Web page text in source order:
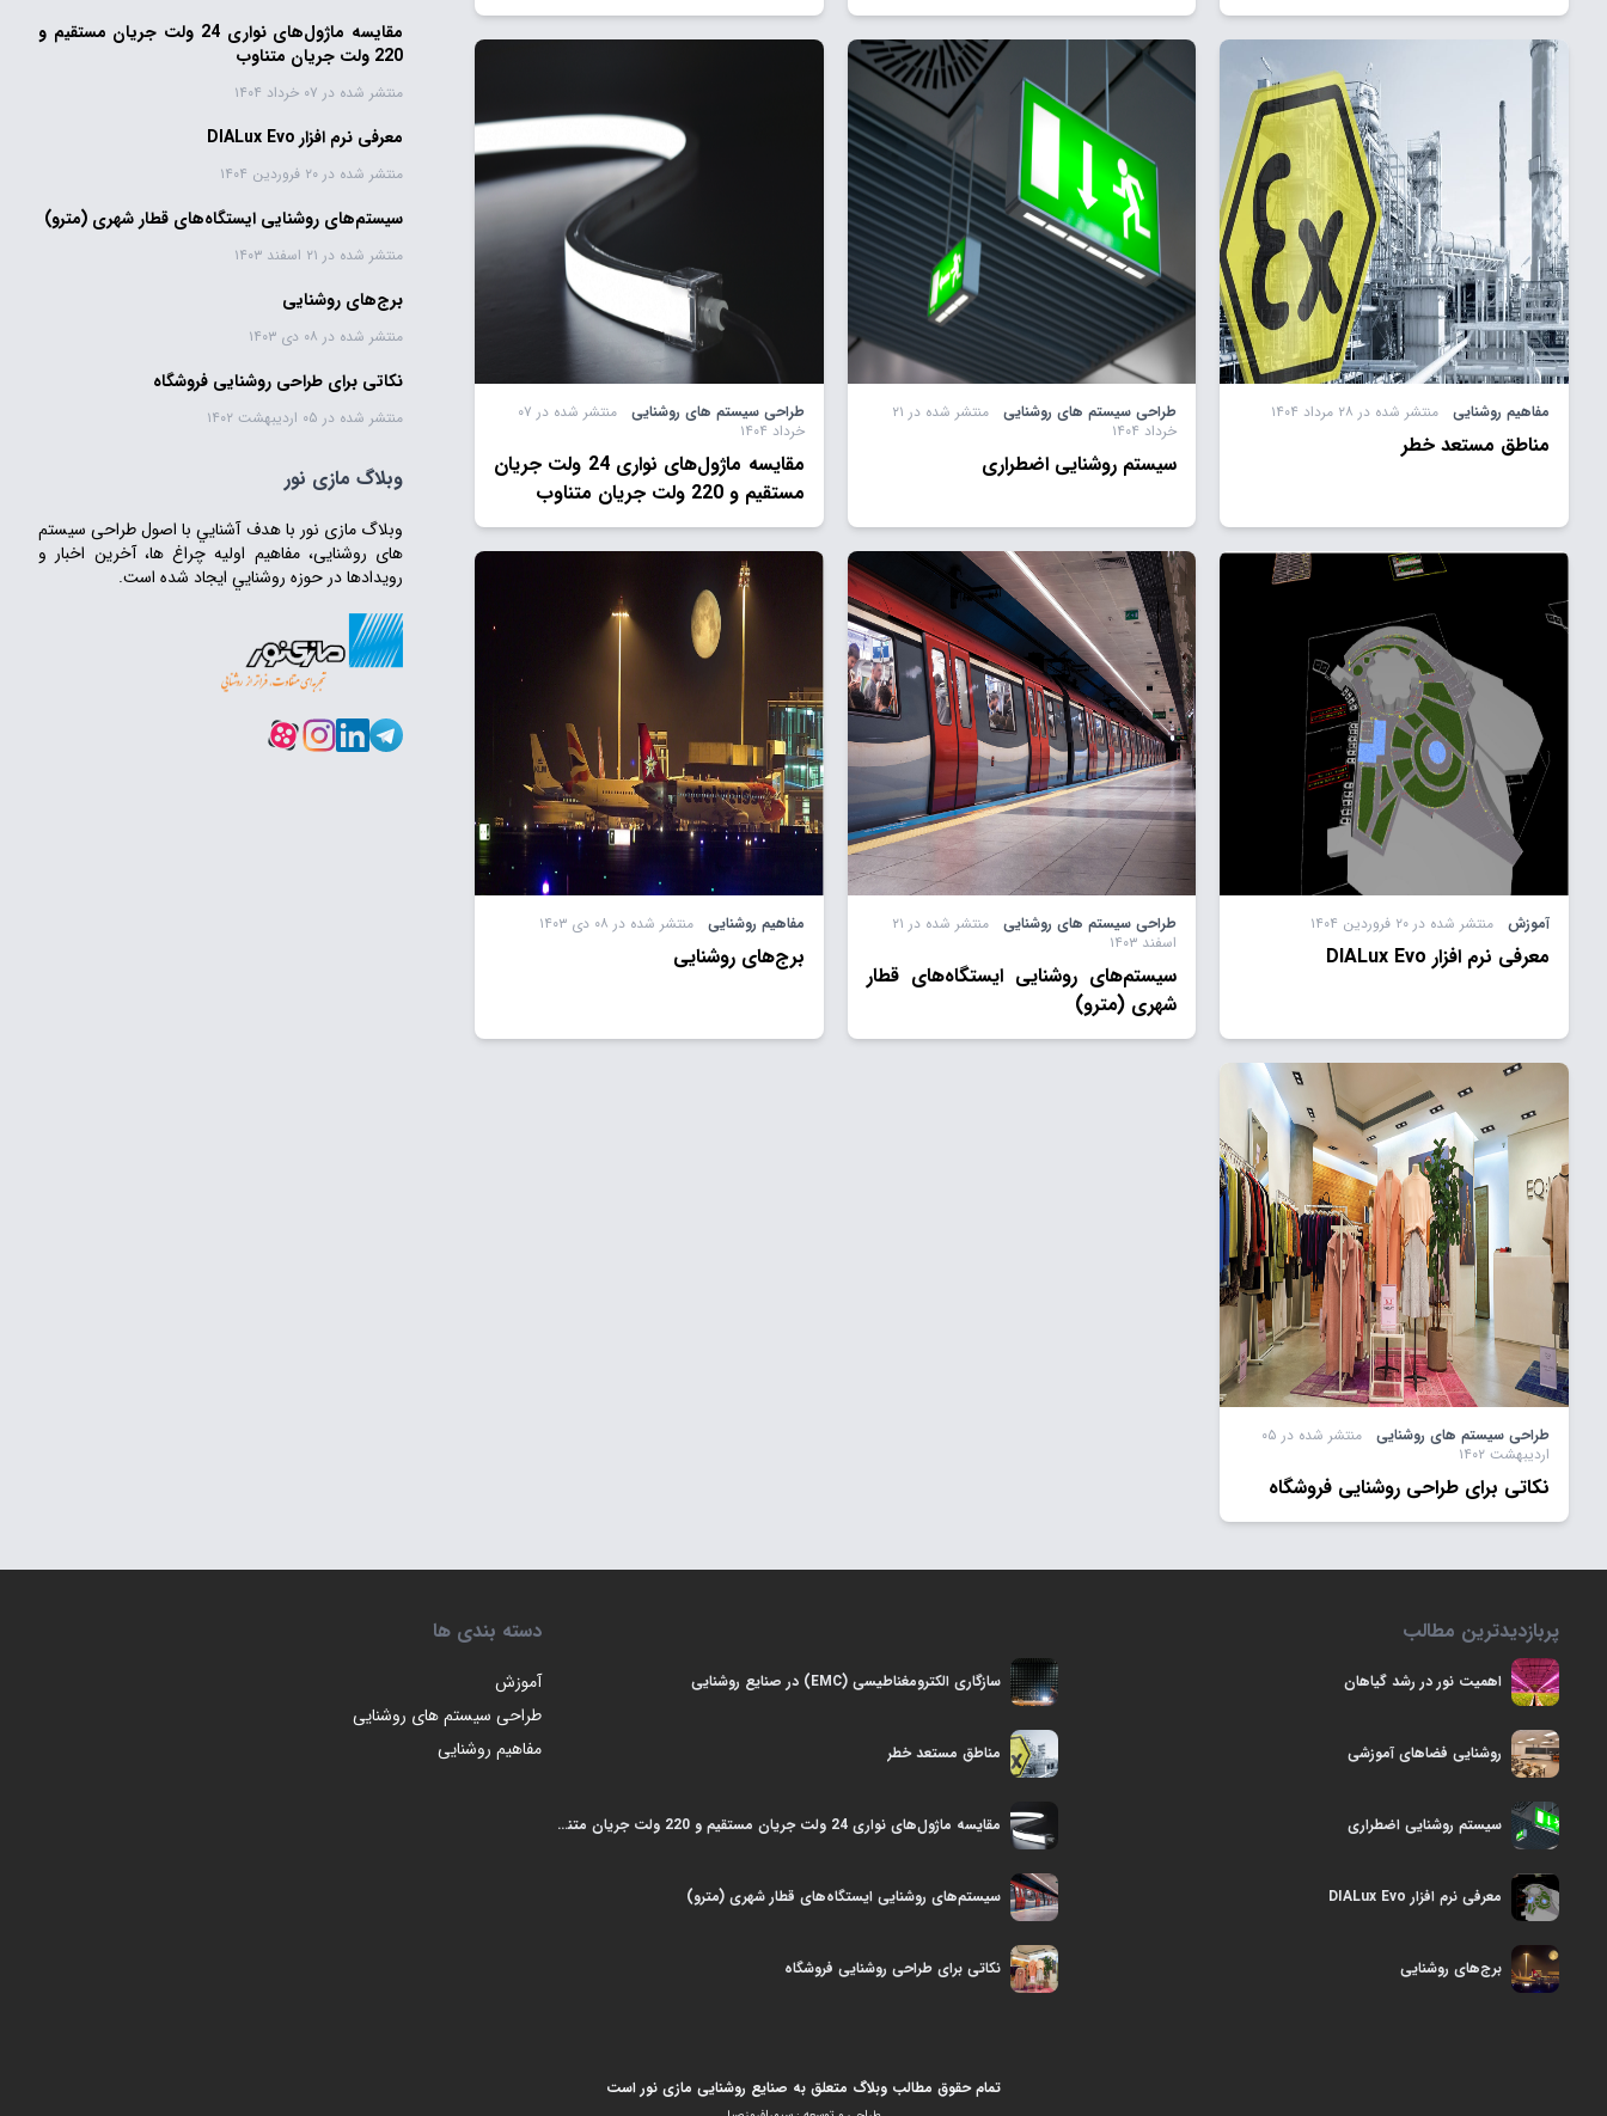
مفاهیم روشنایی منتشر شده در ۲۸ مرداد ۱۴۰۴
مناطق مستعد خطر
طراحی سیستم های روشنایی
منتشر شده در ۲۱
خرداد ۱۴۰۴
سیستم روشنایی اضطراری
طراحی سیستم های روشنایی
منتشر شده در ۰۷
خرداد ۱۴۰۴
مقایسه ماژول‌های نواری 24 ولت جریان
مستقیم و 220 ولت جریان متناوب
آموزش منتشر شده در ۲۰ فروردین ۱۴۰۴
معرفی نرم افزار DIALux Evo
طراحی سیستم های روشنایی
منتشر شده در ۲۱
اسفند ۱۴۰۳
سیستم‌های روشنایی ایستگاه‌های قطار
شهری (مترو)
مفاهیم روشنایی منتشر شده در ۰۸ دی ۱۴۰۳
برج‌های روشنایی
طراحی سیستم های روشنایی
منتشر شده در ۰۵
اردیبهشت ۱۴۰۲
نکاتی برای طراحی روشنایی فروشگاه
مقایسه ماژول‌های نواری 24 ولت جریان مستقیم و
220 ولت جریان متناوب
منتشر شده در ۰۷ خرداد ۱۴۰۴
معرفی نرم افزار DIALux Evo
منتشر شده در ۲۰ فروردین ۱۴۰۴
سیستم‌های روشنایی ایستگاه‌های قطار شهری (مترو)
منتشر شده در ۲۱ اسفند ۱۴۰۳
برج‌های روشنایی
منتشر شده در ۰۸ دی ۱۴۰۳
نکاتی برای طراحی روشنایی فروشگاه
منتشر شده در ۰۵ اردیبهشت ۱۴۰۲
وبلاگ مازی نور
وبلاگ مازی‌ نور با هدف آشنايي با اصول طراحی سیستم‌
های روشنایی، مفاهیم اولیه چراغ‌ ها، آخرین اخبار و
رویدادها در حوزه روشنايي ايجاد شده است.
پربازدیدترین مطالب
اهمیت نور در رشد گياهان سازگاری الکترومغناطیسی (EMC) در صنايع روشنایی
روشنایی فضاهای آموزشی مناطق مستعد خطر
سیستم روشنایی اضطراری مقایسه ماژول‌های نواری 24 ولت جریان مستقیم و 220 ولت جریان متناوب
معرفی نرم افزار DIALux Evo سیستم‌های روشنایی ایستگاه‌های قطار شهری (مترو)
برج‌های روشنایی نکاتی برای طراحی روشنایی فروشگاه
دسته بندی ها
آموزش
طراحی سیستم های روشنایی
مفاهیم روشنایی
تمام حقوق مطالب وبلاگ متعلق به صنایع روشنایی مازی نور است